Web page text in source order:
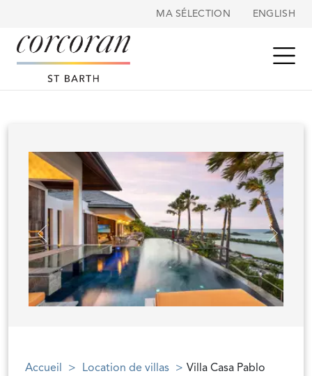
Panneau de gestion des cookiesMA SÉLECTION ENGLISH
Accueil Location de villas Villa Casa Pablo